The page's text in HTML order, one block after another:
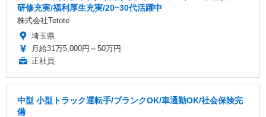
研修充実/福利厚生充実/20~30代活躍中
株式会社Tetote
埼玉県
月給31万5,000円～50万円
正社員
中型 小型トラック運転手/ブランクOK/車通勤OK/社会保険完
備